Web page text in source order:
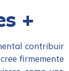
+
contribuir
firmemente